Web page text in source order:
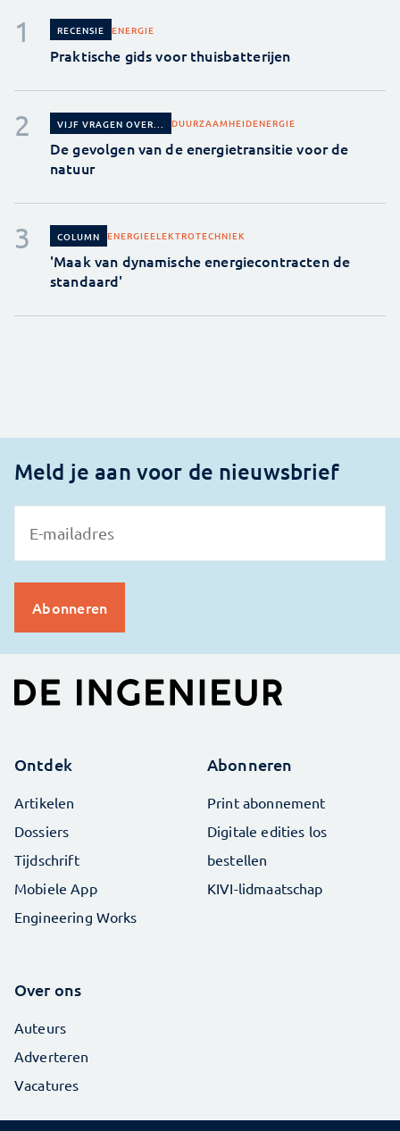
RECENSIE ENERGIE
Praktische gids voor thuisbatterijen
VIJF VRAGEN OVER... DUURZAAMHEIDENERGIE
De gevolgen van de energietransitie voor de
natuur
COLUMN ENERGIEELEKTROTECHNIEK
'Maak van dynamische energiecontracten de
standaard'
Meld je aan voor de nieuwsbrief
Ontdek
Artikelen
Dossiers
Tijdschrift
Mobiele App
Engineering Works
Abonneren
Print abonnement
Digitale edities los
bestellen
KIVI-lidmaatschap
Over ons
Auteurs
Adverteren
Vacatures